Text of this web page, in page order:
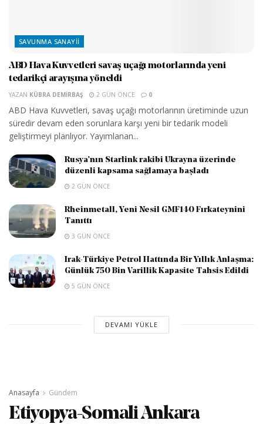
SAVUNMA SANAYII
ABD Hava Kuvvetleri savaş uçağı motorlarında yeni
tedarikçi arayışına yöneldi
YAZAN KÜBRA DEMIRBAŞ 2 GÜN ÖNCE 0
ABD Hava Kuvvetleri, savaş uçağı motorlarının üretiminde uzun
süredir devam eden sorunlara karşı yeni bir tedarik modeli
geliştirmeyi planlıyor. Yayımlanan...
Rusya’nın Starlink rakibi Ukrayna üzerinde
düzenli kapsama sağlamaya başladı
2 GÜN ÖNCE
Rheinmetall, Yeni Nesil GMF140 Fırkateynini
Tanıttı
3 GÜN ÖNCE
Irak-Türkiye Petrol Hattında Bir Yıllık Anlaşma:
Günlük 750 Bin Varillik Kapasite Tahsis Edildi
5 GÜN ÖNCE
DEVAMI YÜKLE
Anasayfa Gündem
Etiyopya-Somali Ankara